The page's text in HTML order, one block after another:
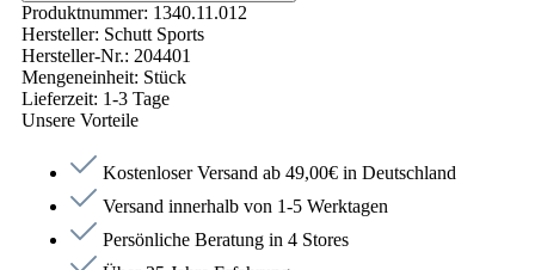
Produktnummer: 1340.11.012
Hersteller: Schutt Sports
Hersteller-Nr.: 204401
Mengeneinheit: Stück
Lieferzeit: 1-3 Tage
Unsere Vorteile
Kostenloser Versand ab 49,00€ in Deutschland
Versand innerhalb von 1-5 Werktagen
Persönliche Beratung in 4 Stores